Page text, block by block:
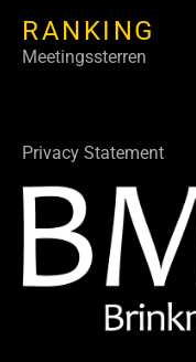
RANKING
Meetingssterren
Privacy Statement